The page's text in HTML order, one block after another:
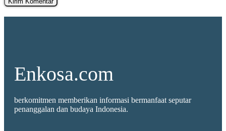
Enkosa.com
berkomitmen memberikan informasi bermanfaat seputar
penanggalan dan budaya Indonesia.